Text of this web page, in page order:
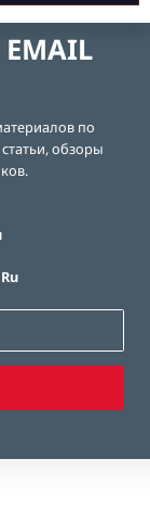
по
обзоры